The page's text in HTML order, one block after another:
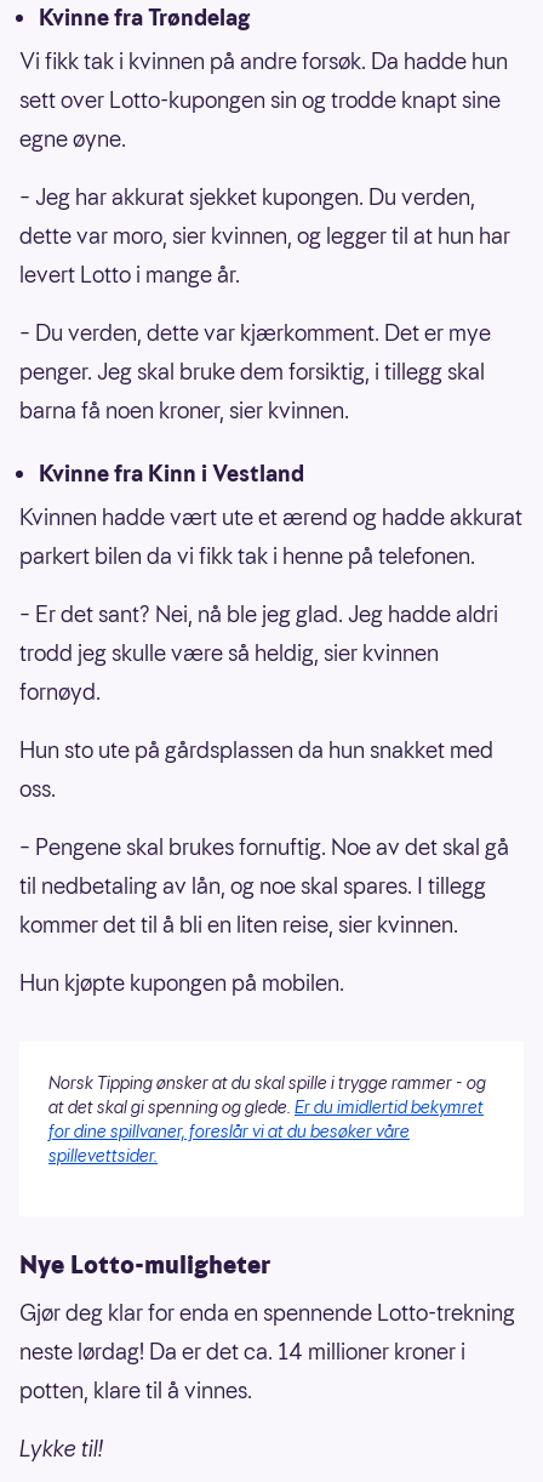
Kvinne fra Trøndelag
Vi fikk tak i kvinnen på andre forsøk. Da hadde hun
sett over Lotto-kupongen sin og trodde knapt sine
egne øyne.
– Jeg har akkurat sjekket kupongen. Du verden,
dette var moro, sier kvinnen, og legger til at hun har
levert Lotto i mange år.
– Du verden, dette var kjærkomment. Det er mye
penger. Jeg skal bruke dem forsiktig, i tillegg skal
barna få noen kroner, sier kvinnen.
Kvinne fra Kinn i Vestland
Kvinnen hadde vært ute et ærend og hadde akkurat
parkert bilen da vi fikk tak i henne på telefonen.
– Er det sant? Nei, nå ble jeg glad. Jeg hadde aldri
trodd jeg skulle være så heldig, sier kvinnen
fornøyd.
Hun sto ute på gårdsplassen da hun snakket med
oss.
– Pengene skal brukes fornuftig. Noe av det skal gå
til nedbetaling av lån, og noe skal spares. I tillegg
kommer det til å bli en liten reise, sier kvinnen.
Hun kjøpte kupongen på mobilen.
Norsk Tipping ønsker at du skal spille i trygge rammer - og
at det skal gi spenning og glede. Er du imidlertid bekymret
for dine spillvaner, foreslår vi at du besøker våre
spillevettsider.
Nye Lotto-muligheter
Gjør deg klar for enda en spennende Lotto-trekning
neste lørdag! Da er det ca. 14 millioner kroner i
potten, klare til å vinnes.
Lykke til!